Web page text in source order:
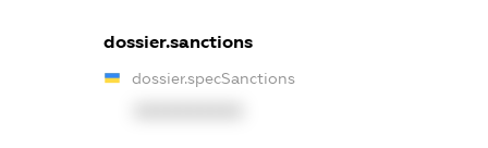
dossier.sanctions
dossier.specSanctions